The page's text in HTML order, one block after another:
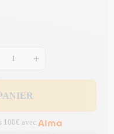
+
100€ avec